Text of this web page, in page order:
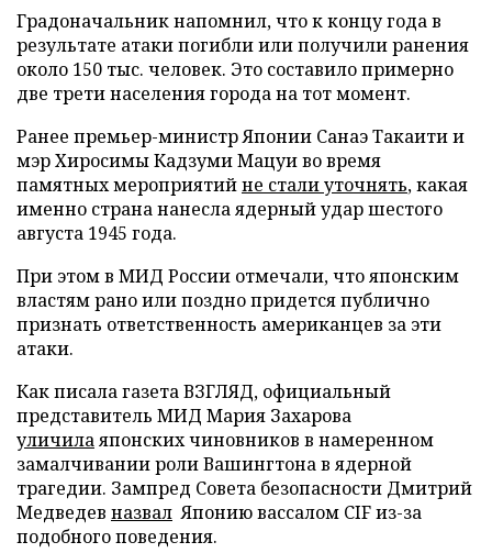
Градоначальник напомнил, что к концу года в
результате атаки погибли или получили ранения
около 150 тыс. человек. Это составило примерно
две трети населения города на тот момент.
Ранее премьер-министр Японии Санаэ Такаити и
мэр Хиросимы Кадзуми Мацуи во время
памятных мероприятийне стали уточнять, какая
именно страна нанесла ядерный удар шестого
августа 1945 года.
При этом в МИД России отмечали, что японским
властям рано или поздно придется публично
признать ответственность американцев за эти
атаки.
Как писала газета ВЗГЛЯД, официальный
представитель МИД Мария Захарова
уличилаяпонских чиновников в намеренном
замалчивании роли Вашингтона в ядерной
трагедии. Зампред Совета безопасности Дмитрий
Медведев назвал Японию вассалом CIF из-за
подобного поведения.